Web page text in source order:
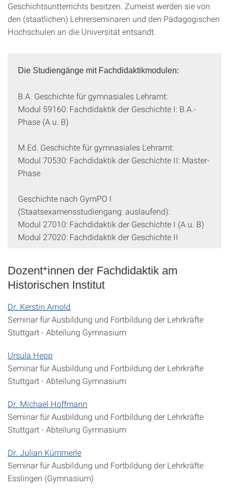
Geschichtsuntterrichts besitzen. Zumeist werden sie von
den (staatlichen) Lehrerseminaren und den Pädagogischen
Hochschulen an die Universität entsandt.
Die Studiengänge mit Fachdidaktikmodulen:
B.A. Geschichte für gymnasiales Lehramt:
Modul 59160: Fachdidaktik der Geschichte I: B.A.-
Phase (A u. B)
M.Ed. Geschichte für gymnasiales Lehramt:
Modul 70530: Fachdidaktik der Geschichte II: Master-
Phase
Geschichte nach GymPO I
(Staatsexamensstudiengang: auslaufend):
Modul 27010: Fachdidaktik der Geschichte I (A u. B)
Modul 27020: Fachdidaktik der Geschichte II
Dozent*innen der Fachdidaktik am
Historischen Institut
Dr. Kerstin Arnold
Seminar für Ausbildung und Fortbildung der Lehrkräfte
Stuttgart - Abteilung Gymnasium
Ursula Hepp
Seminar für Ausbildung und Fortbildung der Lehrkräfte
Stuttgart - Abteilung Gymnasium
Dr. Michael Hoffmann
Seminar für Ausbildung und Fortbildung der Lehrkräfte
Stuttgart - Abteilung Gymnasium
Dr. Julian Kümmerle
Seminar für Ausbildung und Fortbildung der Lehrkräfte
Esslingen (Gymnasium)